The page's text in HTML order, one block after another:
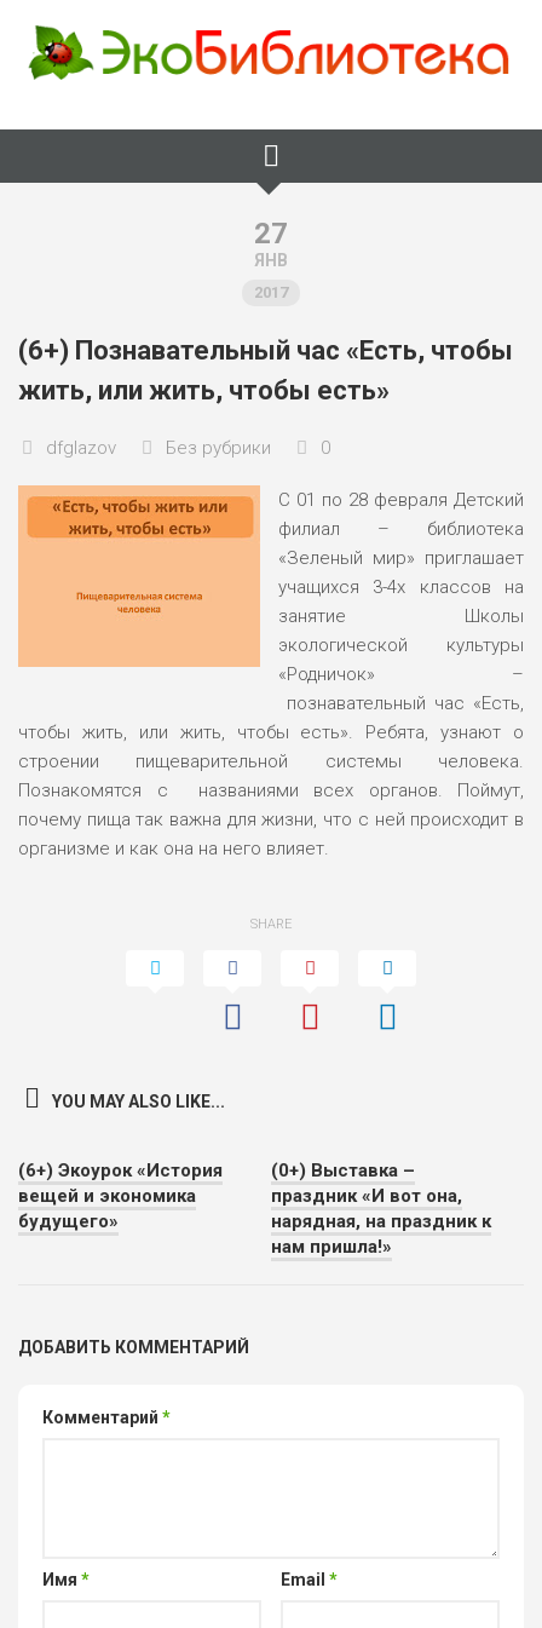
content
27
ЯНВ
2017
(6+) Познавательный час «Есть, чтобы
жить, или жить, чтобы есть»
dfglazov Без рубрики 0
С 01 по 28 февраля Детский
филиал – библиотека
«Зеленый мир» приглашает
учащихся 3-4х классов на
занятие Школы
экологической культуры
«Родничок» –
познавательный час «Есть,
чтобы жить, или жить, чтобы есть». Ребята, узнают о
строении пищеварительной системы человека.
Познакомятся с названиями всех органов. Поймут,
почему пища так важна для жизни, что с ней происходит в
организме и как она на него влияет.
SHARE
YOU MAY ALSO LIKE...
(6+) Экоурок «История
вещей и экономика
будущего»
(0+) Выставка –
праздник «И вот она,
нарядная, на праздник к
нам пришла!»
ДОБАВИТЬ КОММЕНТАРИЙ
Комментарий *
Имя * Email *